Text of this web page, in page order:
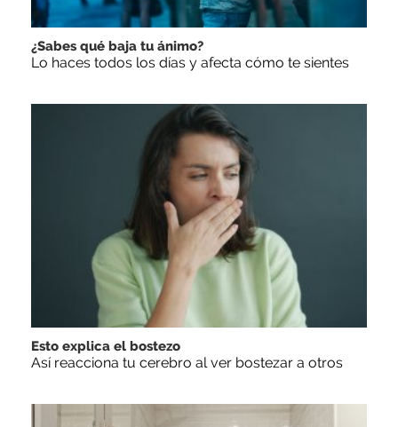
¿Sabes qué baja tu ánimo?
Lo haces todos los días y afecta cómo te sientes
Esto explica el bostezo
Así reacciona tu cerebro al ver bostezar a otros